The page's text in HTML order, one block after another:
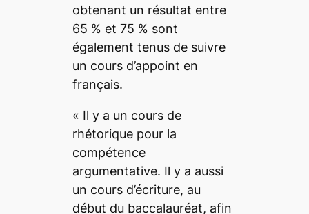
obtenant un résultat entre
65 % et 75 % sont
également tenus de suivre
un cours d’appoint en
français.
« Il y a un cours de
rhétorique pour la
compétence
argumentative. Il y a aussi
un cours d’écriture, au
début du baccalauréat, afin